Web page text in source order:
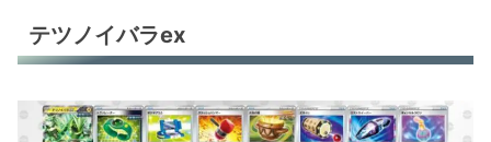
テツノイバラex